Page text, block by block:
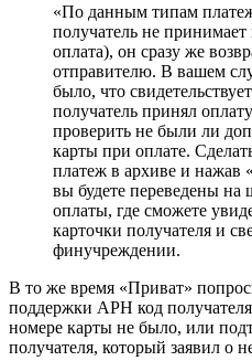
«По данным типам
получатель не
оплата), он сразу же
отправителю. В вашем
было, что
получатель принял
проверить не были ли
карты при оплате.
платеж в архиве и нажав
вы будете переведены на
оплаты, где сможете
карточки получателя и
финучреждении.
В то же время «Приват»
поддержки АРН код
номере карты не было, или
получателя, который заявил о